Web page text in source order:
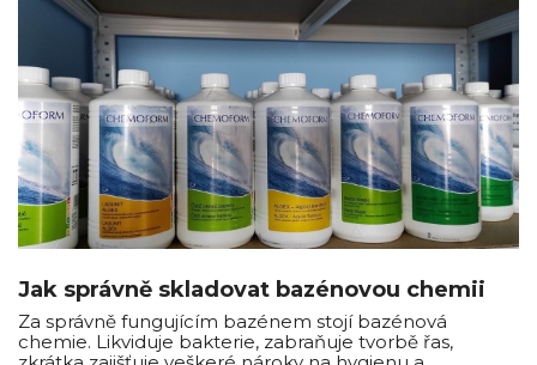
Jak správně skladovat bazénovou chemii
Za správně fungujícím bazénem stojí bazénová
chemie. Likviduje bakterie, zabraňuje tvorbě řas,